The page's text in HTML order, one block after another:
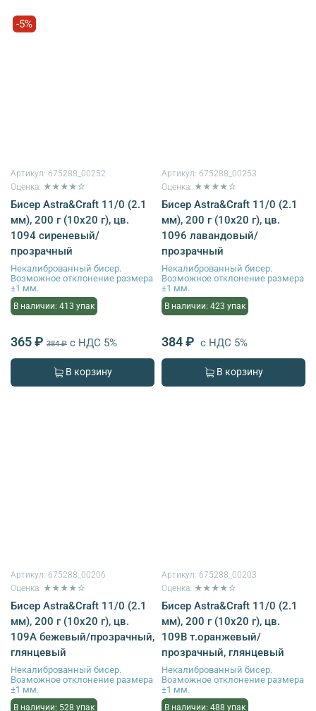
-5%
Артикул: 675288_00252
Оценка: ★★★★☆
Бисер Astra&Craft 11/0 (2.1
мм), 200 г (10х20 г), цв.
1094 сиреневый/
прозрачный
Некалиброванный бисер.
Возможное отклонение размера
±1 мм.
В наличии: 413 упак
365 ₽ 384 ₽ с НДС 5%
В корзину
Артикул: 675288_00253
Оценка: ★★★★☆
Бисер Astra&Craft 11/0 (2.1
мм), 200 г (10х20 г), цв.
1096 лавандовый/
прозрачный
Некалиброванный бисер.
Возможное отклонение размера
±1 мм.
В наличии: 423 упак
384 ₽ с НДС 5%
В корзину
Артикул: 675288_00206
Оценка: ★★★★☆
Бисер Astra&Craft 11/0 (2.1
мм), 200 г (10х20 г), цв.
109А бежевый/прозрачный,
глянцевый
Некалиброванный бисер.
Возможное отклонение размера
±1 мм.
В наличии: 528 упак
Артикул: 675288_00203
Оценка: ★★★★☆
Бисер Astra&Craft 11/0 (2.1
мм), 200 г (10х20 г), цв.
109В т.оранжевый/
прозрачный, глянцевый
Некалиброванный бисер.
Возможное отклонение размера
±1 мм.
В наличии: 488 упак